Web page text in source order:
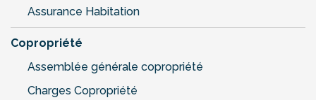
Assurance Habitation
Copropriété
Assemblée générale copropriété
Charges Copropriété